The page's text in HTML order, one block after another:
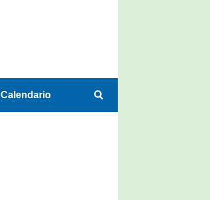
Calendario